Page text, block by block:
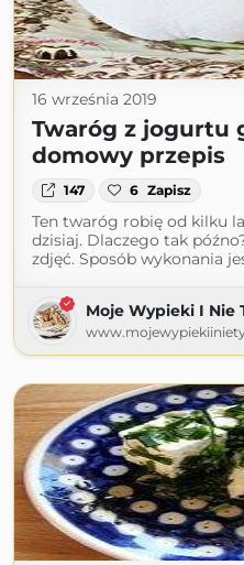
16 września 2019
Twaróg z jogurtu
domowy przepis
147 6 Zapisz
Ten twaróg robię od kilku
dzisiaj. Dlaczego tak
zdjęć. Sposób wykonania
Moje Wypieki I Nie